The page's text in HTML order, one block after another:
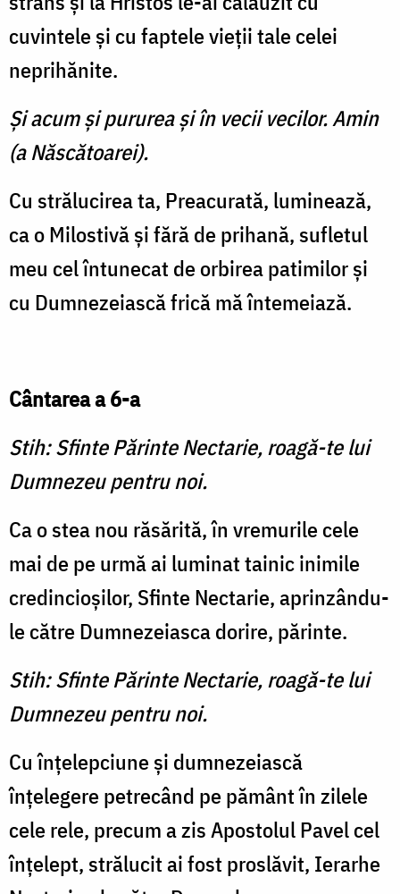
cuvintele şi cu faptele vieţii tale celei
neprihănite.
Şi acum şi pururea şi în vecii vecilor. Amin
(a Născătoarei).
Cu strălucirea ta, Preacurată, luminează,
ca o Milostivă şi fără de prihană, sufletul
meu cel întunecat de orbirea patimilor şi
cu Dumnezeiască frică mă întemeiază.
Cântarea a 6-a
Stih: Sfinte Părinte Nectarie, roagă-te lui
Dumnezeu pentru noi.
Ca o stea nou răsărită, în vremurile cele
mai de pe urmă ai luminat tainic inimile
credincioşilor, Sfinte Nectarie, aprinzându-
le către Dumnezeiasca dorire, părinte.
Stih: Sfinte Părinte Nectarie, roagă-te lui
Dumnezeu pentru noi.
Cu înţelepciune şi dumnezeiască
înţelegere petrecând pe pământ în zilele
cele rele, precum a zis Apostolul Pavel cel
înţelept, strălucit ai fost proslăvit, Ierarhe